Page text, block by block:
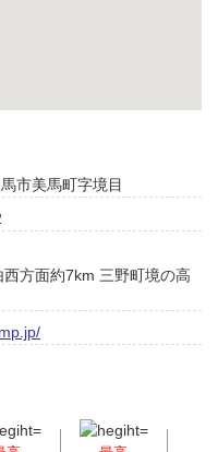
市美馬町字境目
方面約7km 三野町境の高